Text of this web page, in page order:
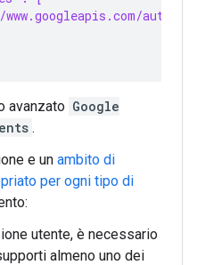
www.googleapis.com/auth/
avanzato Google
.
e un ambito di
per ogni tipo di
utente, è necessario
almeno uno dei